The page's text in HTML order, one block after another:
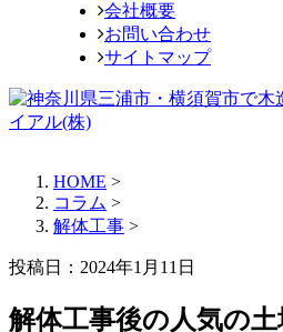
会社概要
お問い合わせ
サイトマップ
HOME >
コラム >
解体工事 >
投稿日：2024年1月11日
解体工事後の人気の